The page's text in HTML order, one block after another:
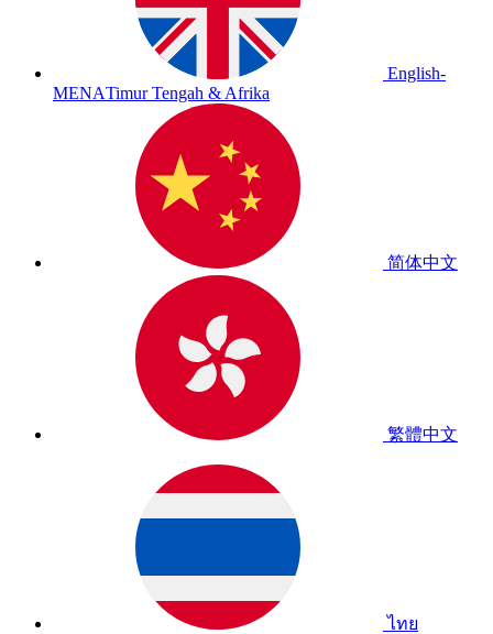
English-
MENATimur Tengah & Afrika
简体中文
繁體中文
ไทย